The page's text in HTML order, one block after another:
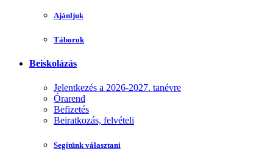
Ajánljuk
Táborok
Beiskolázás
Jelentkezés a 2026-2027. tanévre
Órarend
Befizetés
Beiratkozás, felvételi
Segítünk választani